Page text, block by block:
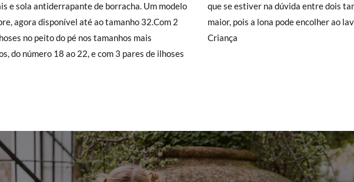
e sola antiderrapante de borracha. Um modelo
agora disponível até ao tamanho 32.Com 2
no peito do pé nos tamanhos mais
do número 18 ao 22, e com 3 pares de ilhoses
na dúvida entre dois tamanhos, escolha o
a lona pode encolher ao lavar.Ver mais Ténis
Criança
o pedido através da mesma secção do parágrafo anterior e encarregar-nos-emos de lhe
recolha o sapato que devolve.